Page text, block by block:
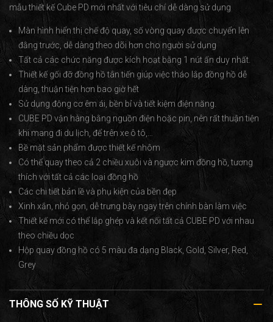
mẫu thiết kế Cube PD mới nhất với tiêu chí dễ dàng sử dụng
Màn hình hiển thị chế độ quay, số vòng quay được chuyển lên
đằng trước, dễ dàng theo dõi hơn cho người sử dụng
Tất cả các chức năng được kích hoạt bằng 1 nút ấn duy nhất.
Thiết kế gối đỡ đồng hồ tân tiến giúp việc tháo lắp đồng hồ dễ
dàng, thuận tiện hơn bao giờ hết
Sử dụng động cơ êm ái, bền bỉ và tiết kiệm điện năng.
CUBE PD vận hàng bằng nguồn điện hoặc pin, nên rất thuận tiện
khi mang đi du lịch, để trên xe ô tô,…
Bề mặt sản phẩm được thiết kế nhôm
Có thể quay theo cả 2 chiều xuôi và ngược kim đồng hồ, tương
thích với tất cả các loại đồng hồ
Các chi tiết bản lề và phụ kiện của bền đẹp
Xinh xắn, nhỏ gọn, dễ trưng bày ngay trên chính bàn làm việc
Thiết kế mới có thể lắp ghép và kết nối tất cả CUBE PD với nhau
theo chiều dọc
Hộp quay đồng hồ có 5 màu đa dạng Black, Gold, Silver, Red,
Grey
THÔNG SỐ KỸ THUẬT